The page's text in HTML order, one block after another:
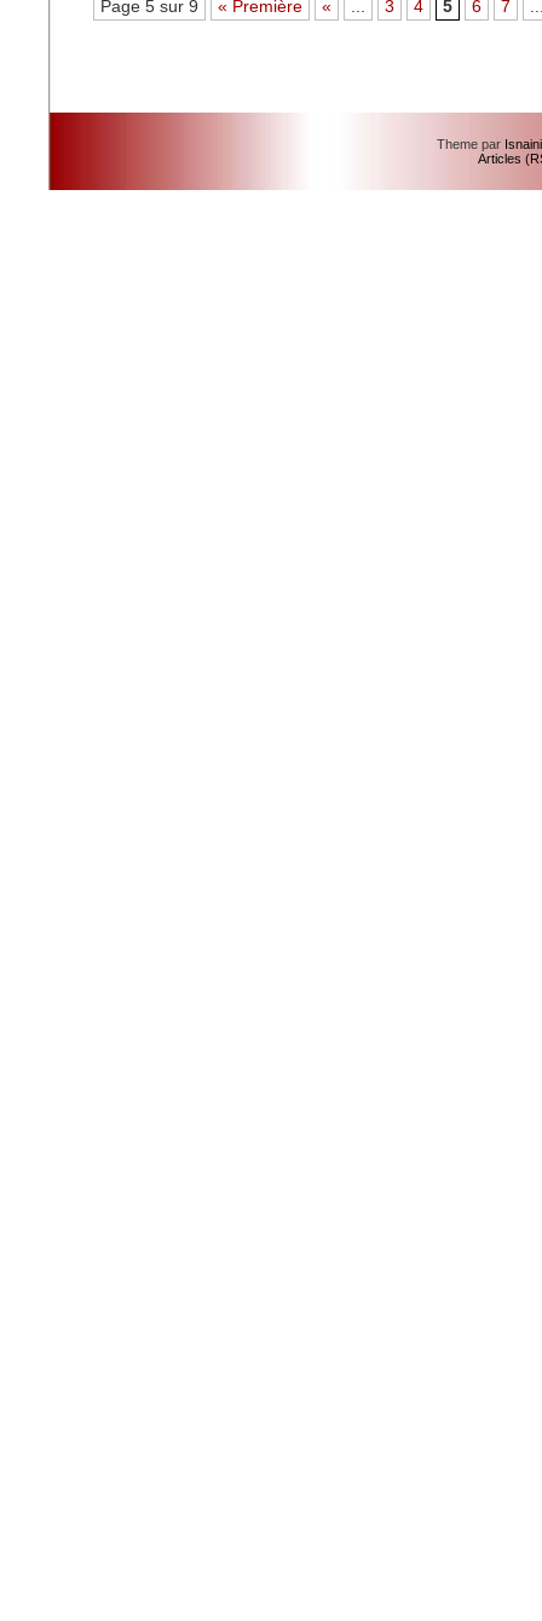
Page 5 sur 9 « Première « ... 3 4 5 6 7
Theme par
Articles